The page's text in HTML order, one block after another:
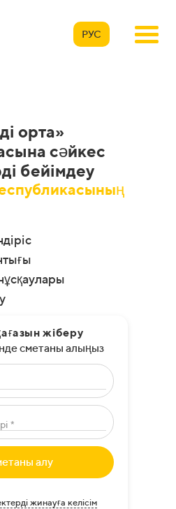
РУС
орта»
сәйкес
бейімдеу
жіберу
сметаны алыңыз
*
алу
жинауға келісім